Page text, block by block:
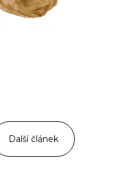
Další článek